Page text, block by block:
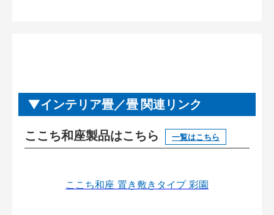
インテリア畳／畳 関連リンク
ここち和座製品はこちら 一覧はこちら
ここち和座 置き敷きタイプ 彩園